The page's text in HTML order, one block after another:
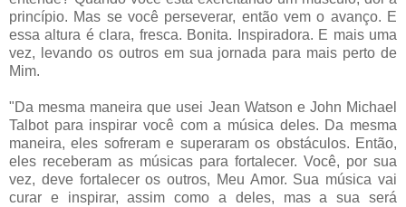
princípio. Mas se você perseverar, então vem o avanço. E
essa altura é clara, fresca. Bonita. Inspiradora. E mais uma
vez, levando os outros em sua jornada para mais perto de
Mim.
"Da mesma maneira que usei Jean Watson e John Michael
Talbot para inspirar você com a música deles. Da mesma
maneira, eles sofreram e superaram os obstáculos. Então,
eles receberam as músicas para fortalecer. Você, por sua
vez, deve fortalecer os outros, Meu Amor. Sua música vai
curar e inspirar, assim como a deles, mas a sua será